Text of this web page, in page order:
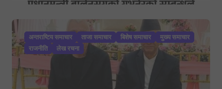
अन्तराष्टिय समाचार ताजा समाचार बिशेष समाचार
मुख्य समाचार
राजनीति
लेख रचना